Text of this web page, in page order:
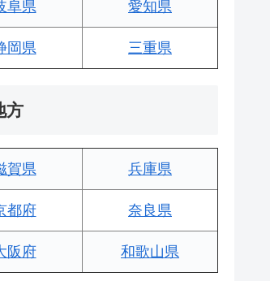
阜県 愛知県
岡県 三重県
方
賀県 兵庫県
都府 奈良県
阪府 和歌山県